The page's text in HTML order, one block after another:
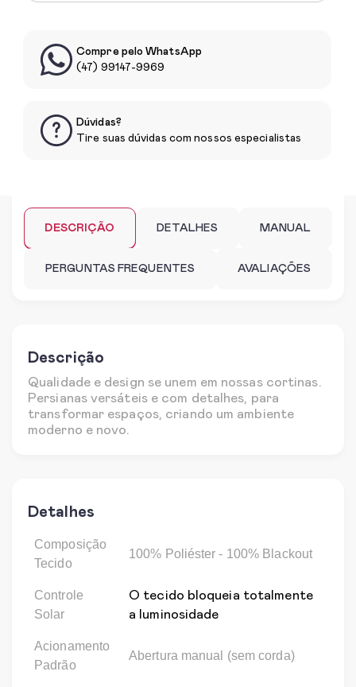
Compre pelo WhatsApp
(47) 99147-9969
Dúvidas?
Tire suas dúvidas com nossos especialistas
DESCRIÇÃO DETALHES MANUAL
PERGUNTAS FREQUENTES AVALIAÇÕES
Descrição
Qualidade e design se unem em nossas cortinas.
Persianas versáteis e com detalhes, para
transformar espaços, criando um ambiente
moderno e novo.
Detalhes
Composição
Tecido
100% Poliéster - 100% Blackout
Controle
Solar
O tecido bloqueia totalmente
a luminosidade
Acionamento
Padrão
Abertura manual (sem corda)